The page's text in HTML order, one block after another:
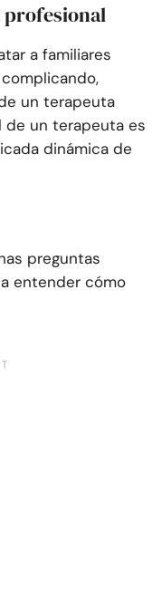
profesional
a familiares
un terapeuta
de un terapeuta es
dinámica de
preguntas
entender cómo